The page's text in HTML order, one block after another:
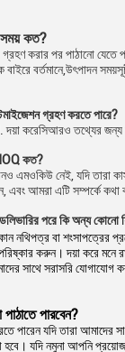
সময় কত?
করার পর পাঠানো যেতে
বর্তমানে,উৎপাদন
গ্রহণ করতে পারে?
করেসিআরও তথ্যের জন্য
কত?
এমওকিউ নেই, যদি তারা
এবং আমরা এটি সম্পর্কে কথা
পরে কি অন্য কোনো
নথিপত্র বা শংসাপত্রের
করুন। দয়া করে মনে
সাথে সরাসরি
পারবেন?
পারেন যদি তারা আমাদের
হবে। যদি নমুনা আপনি